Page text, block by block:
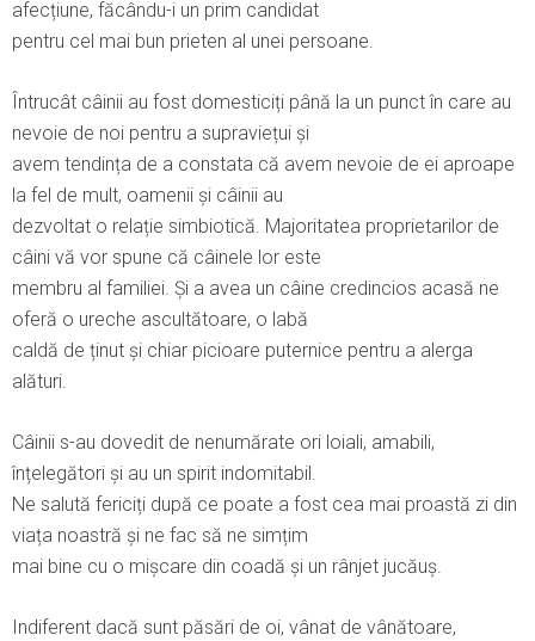
afecțiune, făcându-i un prim candidat
pentru cel mai bun prieten al unei persoane.
Întrucât câinii au fost domesticiți până la un punct în care au
nevoie de noi pentru a supraviețui și
avem tendința de a constata că avem nevoie de ei aproape
la fel de mult, oamenii și câinii au
dezvoltat o relație simbiotică. Majoritatea proprietarilor de
câini vă vor spune că câinele lor este
membru al familiei. Și a avea un câine credincios acasă ne
oferă o ureche ascultătoare, o labă
caldă de ținut și chiar picioare puternice pentru a alerga
alături.
Câinii s-au dovedit de nenumărate ori loiali, amabili,
înțelegători și au un spirit indomitabil.
Ne salută fericiți după ce poate a fost cea mai proastă zi din
viața noastră și ne fac să ne simțim
mai bine cu o mișcare din coadă și un rânjet jucăuș.
Indiferent dacă sunt păsări de oi, vânat de vânătoare,